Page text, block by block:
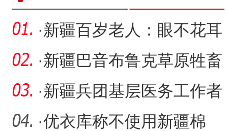
·新疆百岁老人：眼不花耳
不聋 愿意接受新事物
·新疆巴音布鲁克草原牲畜
陆续转入冬季牧场
·新疆兵团基层医务工作者
李琳：37年扎根深山守护
·优衣库称不使用新疆棉